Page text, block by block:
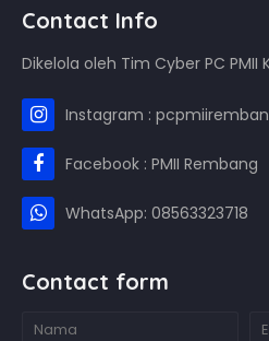
Contact Info
Dikelola oleh Tim Cyber PC
Instagram :
Facebook : PMII Rembang
WhatsApp: 08563323718
Contact form